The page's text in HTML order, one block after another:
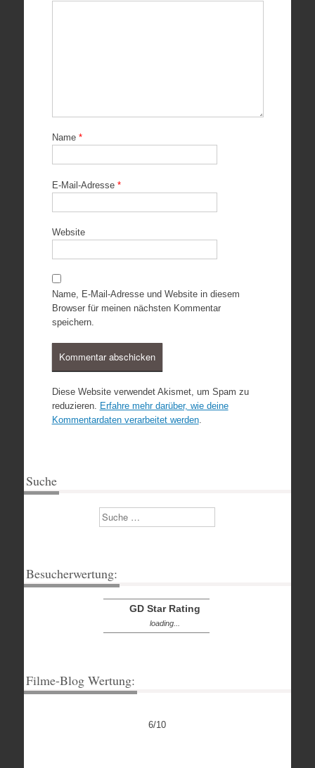
Name *
E-Mail-Adresse *
Website
Name, E-Mail-Adresse und Website in diesem
Browser für meinen nächsten Kommentar
speichern.
Diese Website verwendet Akismet, um Spam zu
reduzieren. Erfahre mehr darüber, wie deine
Kommentardaten verarbeitet werden.
Suche
Suchen
Besucherwertung:
GD Star Rating
loading...
Filme-Blog Wertung:
6/10